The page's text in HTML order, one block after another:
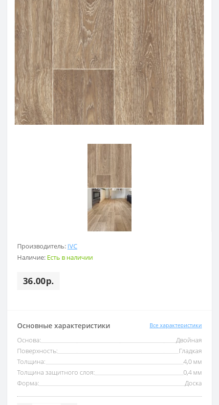
Производитель: IVC
Наличие: Есть в наличии
36.00р.
Основные характеристики Все характеристики
Основа:
Двойная
Поверхность:
Гладкая
Толщина:
4,0 мм
Толщина защитного слоя:
0,4 мм
Форма:
Доска